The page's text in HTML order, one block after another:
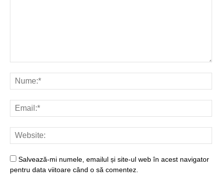
Salvează-mi numele, emailul și site-ul web în acest navigator
pentru data viitoare când o să comentez.